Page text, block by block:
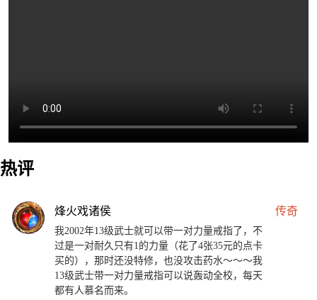
热评
烽火戏诸侯 传奇
我2002年13级武士就可以带一对力量戒指了，不
过是一对耐久只有1的力量（花了4张35元的点卡
买的），那时还没特修，也没攻击药水～～～我
13级武士带一对力量戒指可以说轰动全校，每天
都有人慕名而来。